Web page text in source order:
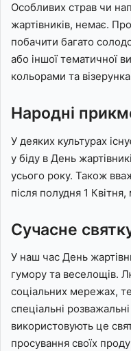
Особливих страв чи
жартівників, немає.
побачити багато
або іншої тематичної
кольорами та
Народні
У деяких культурах
у біду в День
усього року. Також
після полудня 1
Сучасне
У наш час День
гумору та веселощів.
соціальних мережах,
спеціальні
використовують це
просування своїх